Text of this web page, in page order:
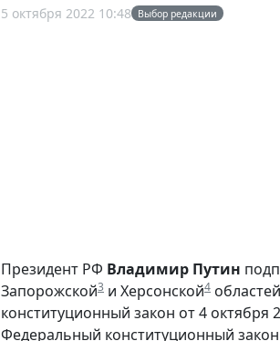
5 октября 2022 10:48 Выбор редакции
Президент РФ Владимир Путин
Запорожской3 и Херсонской4
конституционный закон от 4
Федеральный конституционный